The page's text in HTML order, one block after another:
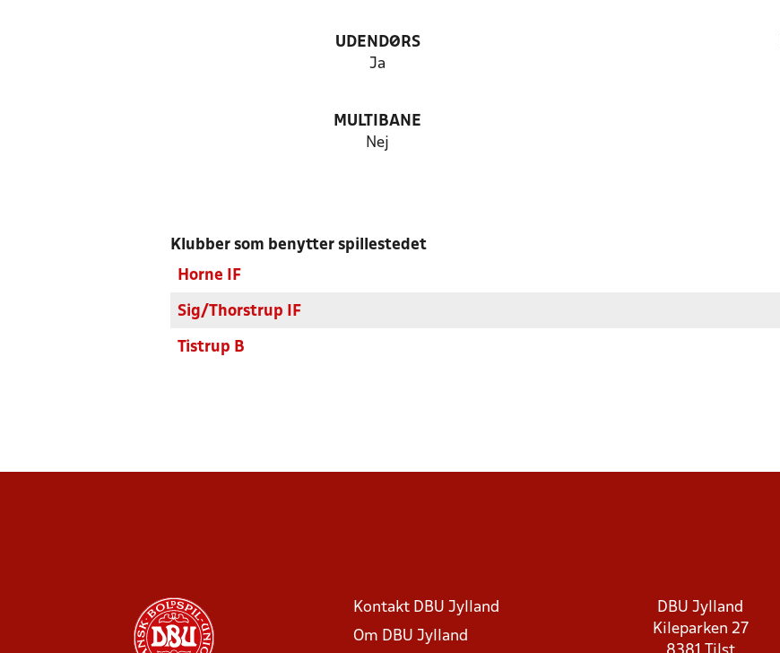
UDENDØRS
Ja
MULTIBANE
Nej
Klubber som benytter spillestedet
Horne IF
Sig/Thorstrup IF
Tistrup B
Kontakt DBU Jylland
Om DBU Jylland
DBU Jylland
Kileparken 27